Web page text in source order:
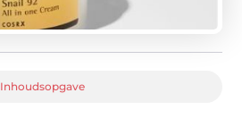
Inhoudsopgave